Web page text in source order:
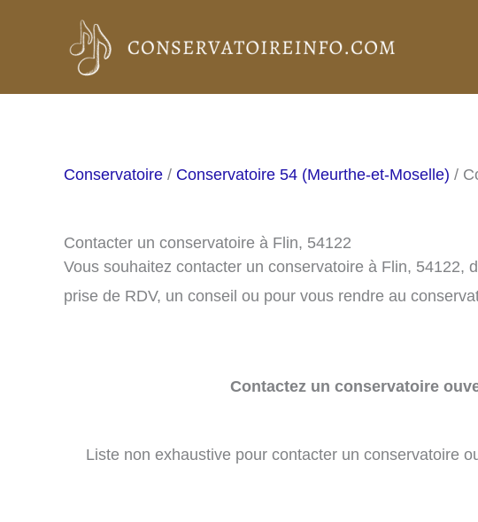
Conservatoire / Conservatoire 54 (Meurthe-et-Moselle) /
Contacter un conservatoire à Flin, 54122
Vous souhaitez contacter un conservatoire à Flin, 54122,
prise de RDV, un conseil ou pour vous rendre au
Contactez un conservatoire
Liste non exhaustive pour contacter un conservatoire